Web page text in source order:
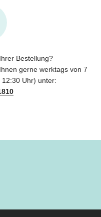
Bestellung?
gerne werktags von 7
Uhr) unter: